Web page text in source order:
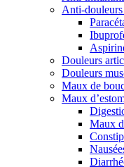
Anti-
Douleurs
Douleurs
Maux de
Maux
Maux